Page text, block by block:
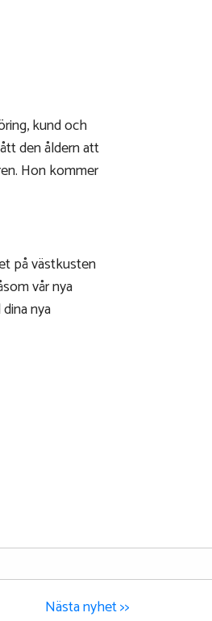
kund och
den åldern att
Hon kommer
på västkusten
vår nya
nya
Nästa nyhet >>